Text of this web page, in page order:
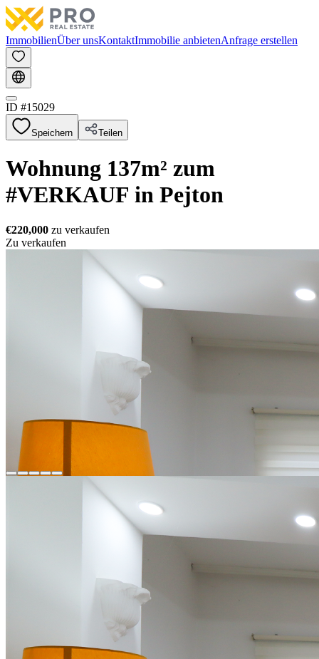
ImmobilienÜber unsKontaktImmobilie anbietenAnfrage erstellen
ID #15029
Speichern Teilen
Wohnung 137m² zum
#VERKAUF in Pejton
€220,000 zu verkaufen
Zu verkaufen